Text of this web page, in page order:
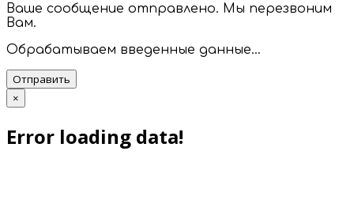
Ваше сообщение отправлено. Мы перезвоним
Вам.
Обрабатываем введенные данные...
Отправить
×
Error loading data!